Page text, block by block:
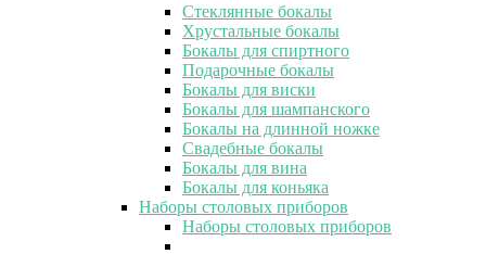
Стеклянные бокалы
Хрустальные бокалы
Бокалы для спиртного
Подарочные бокалы
Бокалы для виски
Бокалы для шампанского
Бокалы на длинной ножке
Свадебные бокалы
Бокалы для вина
Бокалы для коньяка
Наборы столовых приборов
Наборы столовых приборов